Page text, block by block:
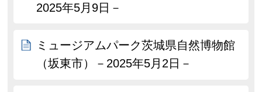
2025年5月9日－
ミュージアムパーク茨城県自然博物館
（坂東市）－2025年5月2日－